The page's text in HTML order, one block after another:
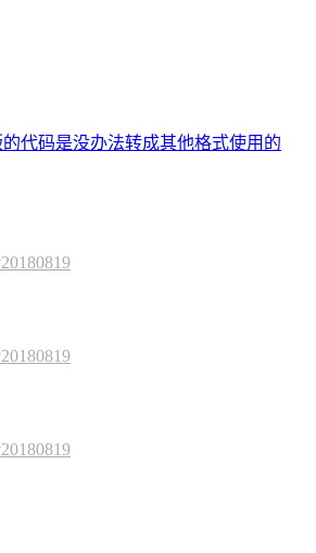
代码是没办法转成其他格式使用的